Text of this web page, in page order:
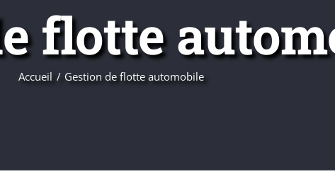
flotte
Accueil Gestion de flotte automobile